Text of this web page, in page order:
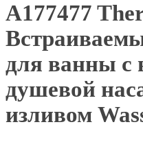
A177477
для ванны с
душевой
изливом